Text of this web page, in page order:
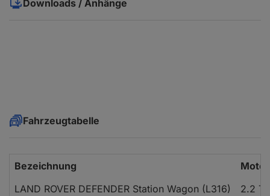
Downloads / Anhänge
Fahrzeugtabelle
Bezeichnung
LAND ROVER DEFENDER Station Wagon (L316)
2.2